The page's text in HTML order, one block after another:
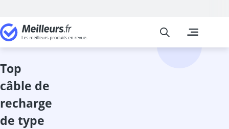
Auto et Moto
Adaptateur
Meilleurs
top
câble de
recharge
de type